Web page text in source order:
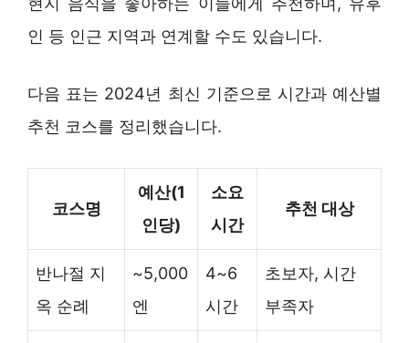
인 등 인근 지역과 연계할 수도 있습니다.
다음 표는 2024년 최신 기준으로 시간과 예산별
추천 코스를 정리했습니다.
코스명
예산(1
인당)
소요
시간
추천 대상
반나절 지
옥 순례
~5,000
엔
4~6
시간
초보자, 시간
부족자